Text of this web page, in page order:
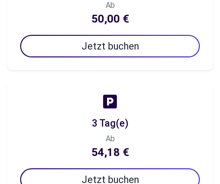
Ab
50,00 €
Jetzt buchen
3 Tag(e)
Ab
54,18 €
Jetzt buchen